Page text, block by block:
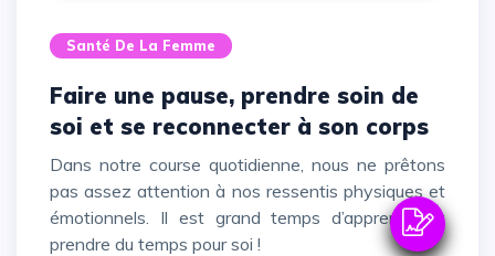
Santé De La Femme
Faire une pause, prendre soin de
soi et se reconnecter à son corps
Dans notre course quotidienne, nous ne prêtons
pas assez attention à nos ressentis physiques et
émotionnels. Il est grand temps d’apprendre à
prendre du temps pour soi !